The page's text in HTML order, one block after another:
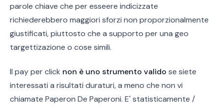
parole chiave che per esseere indicizzate
richiederebbero maggiori sforzi non proporzionalmente
giustificati, piuttosto che a supporto per una geo
targettizazione o cose simili.
Il pay per click non è uno strumento valido se siete
interessati a risultati duraturi, a meno che non vi
chiamate Paperon De Paperoni. E' statisticamente /